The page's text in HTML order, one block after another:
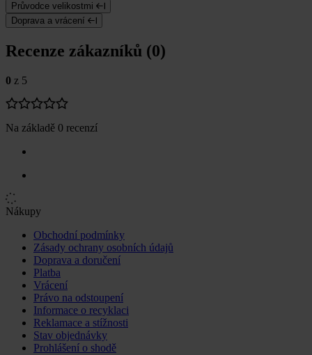
Průvodce velikostmi
Doprava a vrácení
Recenze zákazníků (0)
0 z 5
Na základě 0 recenzí
Nákupy
Obchodní podmínky
Zásady ochrany osobních údajů
Doprava a doručení
Platba
Vrácení
Právo na odstoupení
Informace o recyklaci
Reklamace a stížnosti
Stav objednávky
Prohlášení o shodě